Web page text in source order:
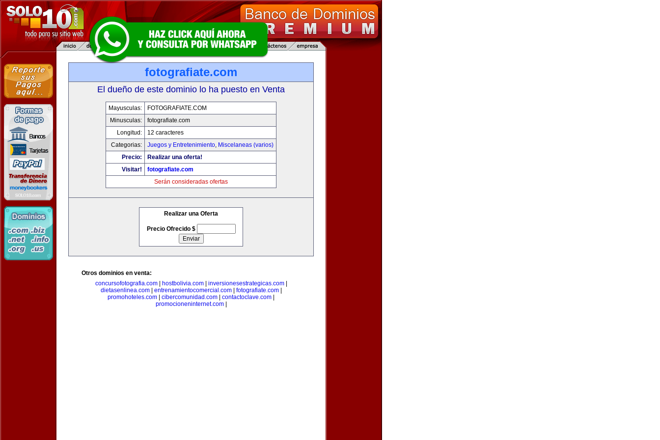
fotografiate.com
El dueño de este dominio lo ha puesto en Venta
Mayusculas:
FOTOGRAFIATE.COM
Minusculas:
fotografiate.com
Longitud:
12 caracteres
Categorias:
Juegos y Entretenimiento, Miscelaneas (varios)
Precio:
Realizar una oferta!
Visitar!
fotografiate.com
Serán consideradas ofertas
Realizar una Oferta
Precio Ofrecido $
Otros dominios en venta:
concursofotografia.com| hostbolivia.com| inversionesestrategicas.com|
dietasenlinea.com| entrenamientocomercial.com| fotografiate.com|
promohoteles.com
cibercomunidad.com contactoclave.com
promocioneninternet.com|